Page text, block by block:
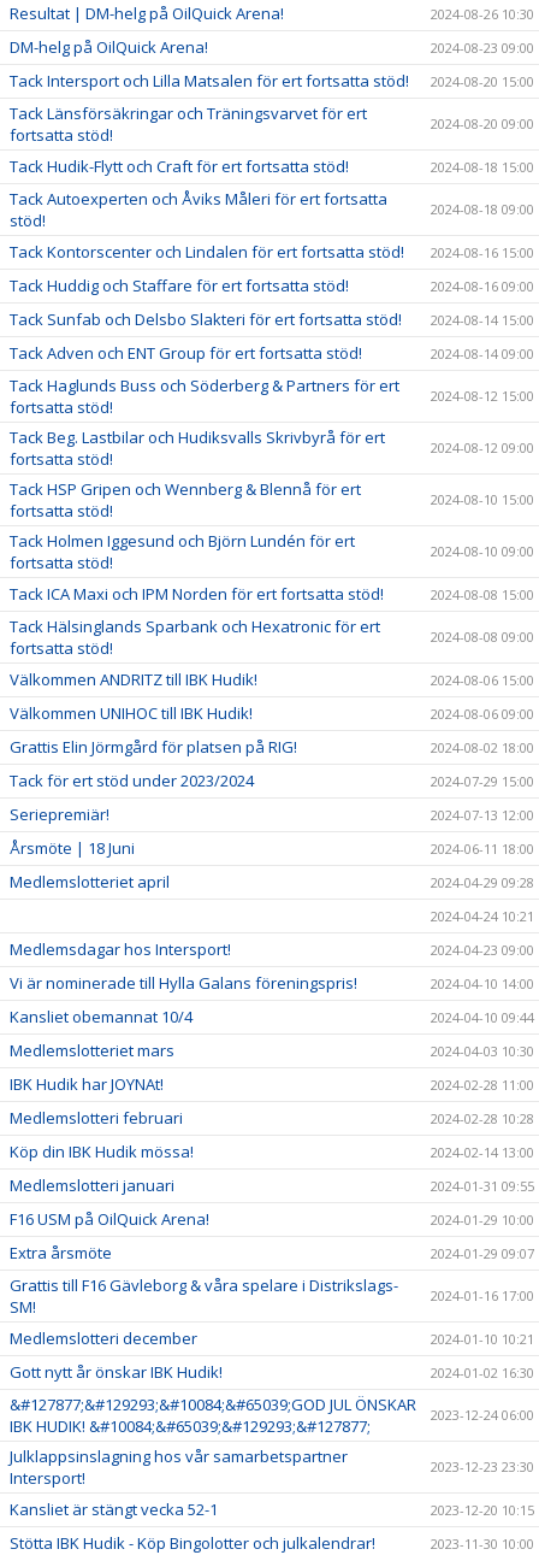
Resultat | DM-helg på OilQuick Arena! 2024-08-26 10:30
DM-helg på OilQuick Arena! 2024-08-23 09:00
Tack Intersport och Lilla Matsalen för ert fortsatta stöd! 2024-08-20 15:00
Tack Länsförsäkringar och Träningsvarvet för ert
fortsatta stöd!
2024-08-20 09:00
Tack Hudik-Flytt och Craft för ert fortsatta stöd! 2024-08-18 15:00
Tack Autoexperten och Åviks Måleri för ert fortsatta
stöd!
2024-08-18 09:00
Tack Kontorscenter och Lindalen för ert fortsatta stöd! 2024-08-16 15:00
Tack Huddig och Staffare för ert fortsatta stöd! 2024-08-16 09:00
Tack Sunfab och Delsbo Slakteri för ert fortsatta stöd! 2024-08-14 15:00
Tack Adven och ENT Group för ert fortsatta stöd! 2024-08-14 09:00
Tack Haglunds Buss och Söderberg & Partners för ert
fortsatta stöd!
2024-08-12 15:00
Tack Beg. Lastbilar och Hudiksvalls Skrivbyrå för ert
fortsatta stöd!
2024-08-12 09:00
Tack HSP Gripen och Wennberg & Blennå för ert
fortsatta stöd!
2024-08-10 15:00
Tack Holmen Iggesund och Björn Lundén för ert
fortsatta stöd!
2024-08-10 09:00
Tack ICA Maxi och IPM Norden för ert fortsatta stöd! 2024-08-08 15:00
Tack Hälsinglands Sparbank och Hexatronic för ert
fortsatta stöd!
2024-08-08 09:00
Välkommen ANDRITZ till IBK Hudik! 2024-08-06 15:00
Välkommen UNIHOC till IBK Hudik! 2024-08-06 09:00
Grattis Elin Jörmgård för platsen på RIG! 2024-08-02 18:00
Tack för ert stöd under 2023/2024 2024-07-29 15:00
Seriepremiär! 2024-07-13 12:00
Årsmöte | 18 Juni 2024-06-11 18:00
Medlemslotteriet april
2024-04-29 09:28
2024-04-24 10:21
Medlemsdagar hos Intersport! 2024-04-23 09:00
Vi är nominerade till Hylla Galans föreningspris! 2024-04-10 14:00
Kansliet obemannat 10/4 2024-04-10 09:44
Medlemslotteriet mars 2024-04-03 10:30
IBK Hudik har JOYNAt! 2024-02-28 11:00
Medlemslotteri februari 2024-02-28 10:28
Köp din IBK Hudik mössa! 2024-02-14 13:00
Medlemslotteri januari 2024-01-31 09:55
F16 USM på OilQuick Arena! 2024-01-29 10:00
Extra årsmöte 2024-01-29 09:07
Grattis till F16 Gävleborg & våra spelare i Distrikslags-
SM!
2024-01-16 17:00
Medlemslotteri december 2024-01-10 10:21
Gott nytt år önskar IBK Hudik! 2024-01-02 16:30
&#127877;&#129293;&#10084;&#65039;GOD JUL ÖNSKAR
IBK HUDIK! &#10084;&#65039;&#129293;&#127877;
2023-12-24 06:00
Julklappsinslagning hos vår samarbetspartner
Intersport!
2023-12-23 23:30
Kansliet är stängt vecka 52-1 2023-12-20 10:15
Stötta IBK Hudik - Köp Bingolotter och julkalendrar! 2023-11-30 10:00